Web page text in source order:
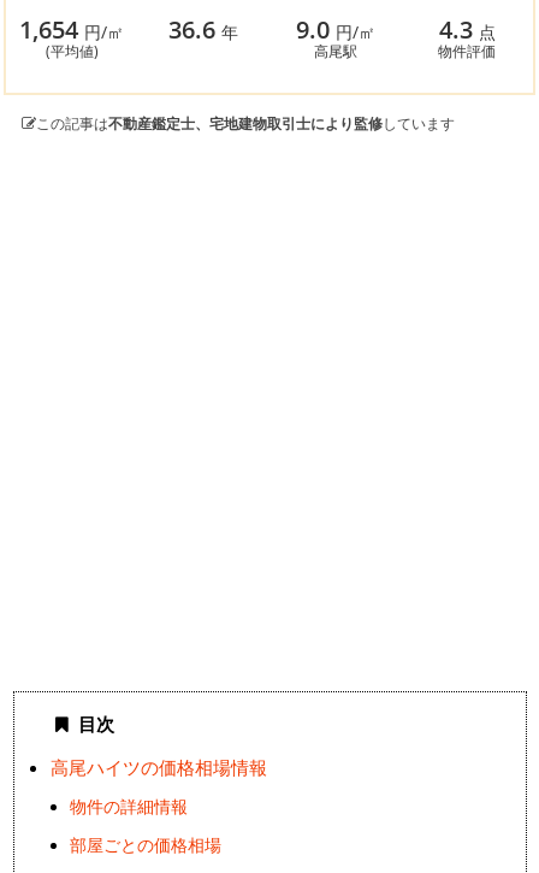
1,654 円/㎡
(平均値)
36.6年 9.0 円/㎡
高尾駅
4.3 点
物件評価
この記事は不動産鑑定士、宅地建物取引士により監修しています
目次
高尾ハイツの価格相場情報
物件の詳細情報
部屋ごとの価格相場